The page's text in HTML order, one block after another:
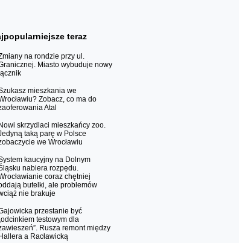
teraz
na rondzie przy ul.
Miasto wybuduje nowy
mieszkania we
Zobacz, co ma do
Atal
Nowi skrzydlaci mieszkańcy zoo.
taką parę w Polsce
we Wrocławiu
kaucyjny na Dolnym
nabiera rozpędu.
coraz chętniej
butelki, ale problemów
nie brakuje
przestanie być
testowym dla
Rusza remont między
Hallera a Racławicką